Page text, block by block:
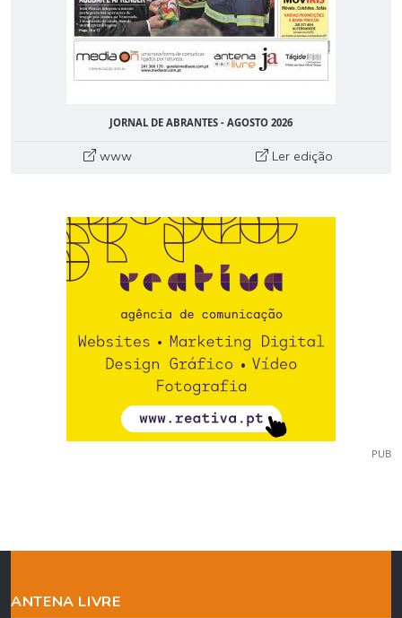
JORNAL DE ABRANTES - AGOSTO 2026
www Ler edição
PUB
ANTENA LIVRE